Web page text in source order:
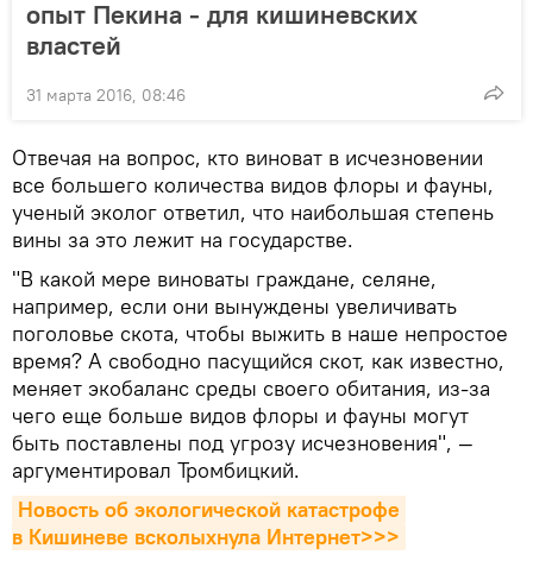
опыт Пекина - для кишиневских
властей
31 марта 2016, 08:46
Отвечая на вопрос, кто виноват в исчезновении
все большего количества видов флоры и фауны,
ученый эколог ответил, что наибольшая степень
вины за это лежит на государстве.
"В какой мере виноваты граждане, селяне,
например, если они вынуждены увеличивать
поголовье скота, чтобы выжить в наше непростое
время? А свободно пасущийся скот, как известно,
меняет экобаланс среды своего обитания, из-за
чего еще больше видов флоры и фауны могут
быть поставлены под угрозу исчезновения", —
аргументировал Тромбицкий.
Новость об экологической катастрофе
в Кишиневе всколыхнула Интернет>>>